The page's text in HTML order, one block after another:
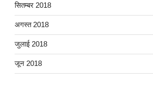
सितम्बर 2018
अगस्त 2018
जुलाई 2018
जून 2018